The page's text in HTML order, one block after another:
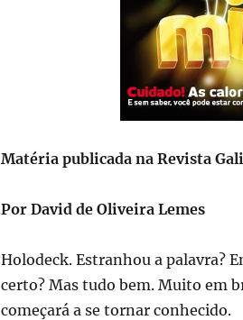
Matéria publicada na Revista
Por David de Oliveira Lemes
Holodeck. Estranhou a palavra?
certo? Mas tudo bem. Muito em
começará a se tornar conhecido.